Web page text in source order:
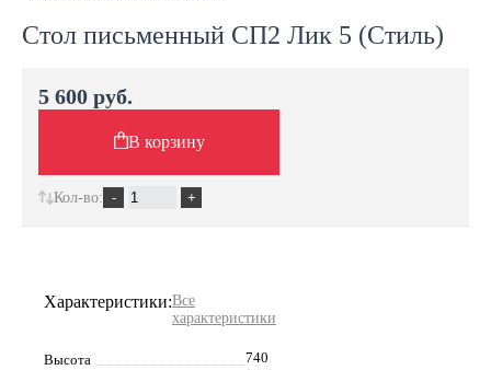
Стол письменный СП2 Лик 5 (Стиль)
Характеристики:Все
характеристики
Высота
740
5 600 руб.
В корзину
Кол-во: